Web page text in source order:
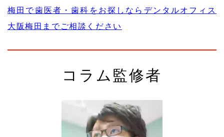
梅田で歯医者・歯科をお探しならデンタルオフィス
大阪梅田までご相談ください
コラム監修者